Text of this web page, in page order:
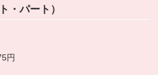
として、安心・安定の環境で働けま
ったり、なか卯自慢の「こだわりメニ
てください。
あり料理が苦手な方も初日から簡単に
・パート）
円